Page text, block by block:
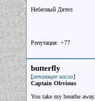
Небесный Дятел
Репутация: +77
butterfly
[летающее масло]
Captain Obvious
You take my breathe away..